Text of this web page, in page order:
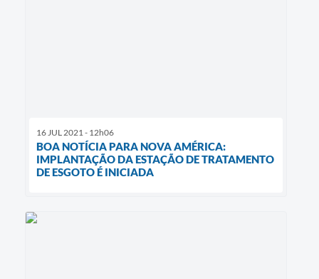
16 JUL 2021 - 12h06
BOA NOTÍCIA PARA NOVA AMÉRICA:
IMPLANTAÇÃO DA ESTAÇÃO DE TRATAMENTO
DE ESGOTO É INICIADA